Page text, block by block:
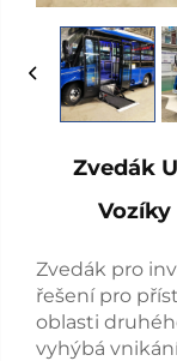
Zvedák
Zvedák pro
řešení pro
oblasti
vyhýbá